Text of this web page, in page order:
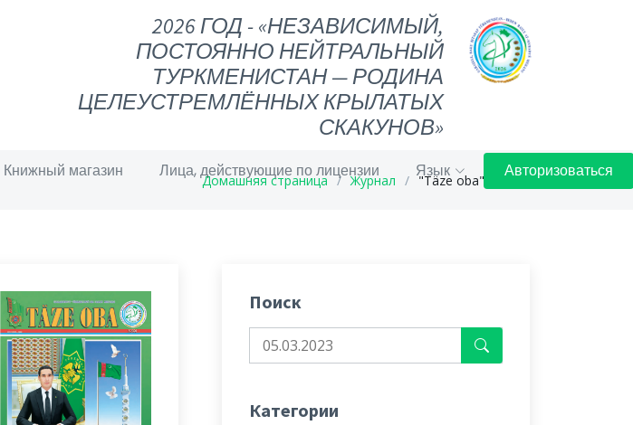
2026 ГОД - «НЕЗАВИСИМЫЙ,
ПОСТОЯННО НЕЙТРАЛЬНЫЙ
ТУРКМЕНИСТАН — РОДИНА
ЦЕЛЕУСТРЕМЛЁННЫХ КРЫЛАТЫХ
СКАКУНОВ»
Книжный магазин Лица, действующие по лицензии Язык Авторизоваться
Домашняя страница Журнал "Täze oba" žurnaly
Поиск
Категории